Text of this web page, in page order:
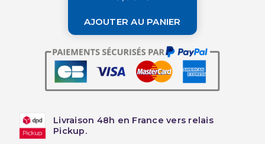
AJOUTER AU PANIER
Livraison 48h en France vers relais
Pickup.